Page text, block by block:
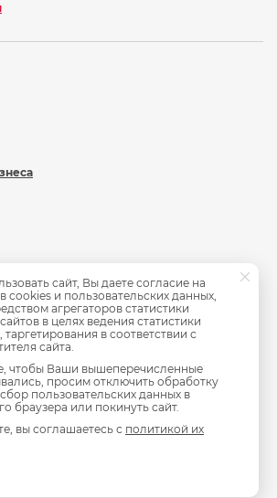
персональных данных
организации
сайт, Вы даете согласие на
cookies и пользовательских данных,
агрегаторов статистики
в целях ведения статистики
в соответствии с
сайта.
чтобы Ваши вышеперечисленные
просим отключить обработку
пользовательских данных в
браузера или покинуть сайт.
вы соглашаетесь с политикой их